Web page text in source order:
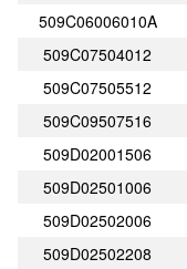
509C06006010A
509C07504012
509C07505512
509C09507516
509D02001506
509D02501006
509D02502006
509D02502208